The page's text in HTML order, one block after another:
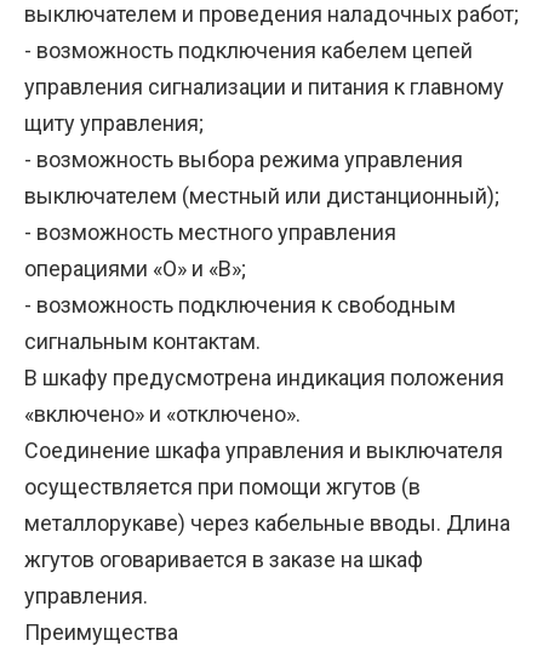
выключателем и проведения наладочных работ;
- возможность подключения кабелем цепей
управления сигнализации и питания к главному
щиту управления;
- возможность выбора режима управления
выключателем (местный или дистанционный);
- возможность местного управления
операциями «О» и «В»;
- возможность подключения к свободным
сигнальным контактам.
В шкафу предусмотрена индикация положения
«включено» и «отключено».
Соединение шкафа управления и выключателя
осуществляется при помощи жгутов (в
металлорукаве) через кабельные вводы. Длина
жгутов оговаривается в заказе на шкаф
управления.
Преимущества